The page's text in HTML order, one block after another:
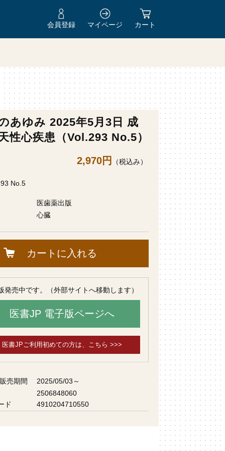
会員登録 マイページ カート
あゆみ 2025年5月3日 成
性心疾患（Vol.293 No.5）
2,970円 （税込み）
No.5
医歯薬出版
心臓
カートに入れる
発売中です。（外部サイトへ移動します）
医書JP 電子版ページへ
医書JPご利用初めての方は、こちら >>>
売期間
2025/05/03～
2506848060
ド
4910204710550